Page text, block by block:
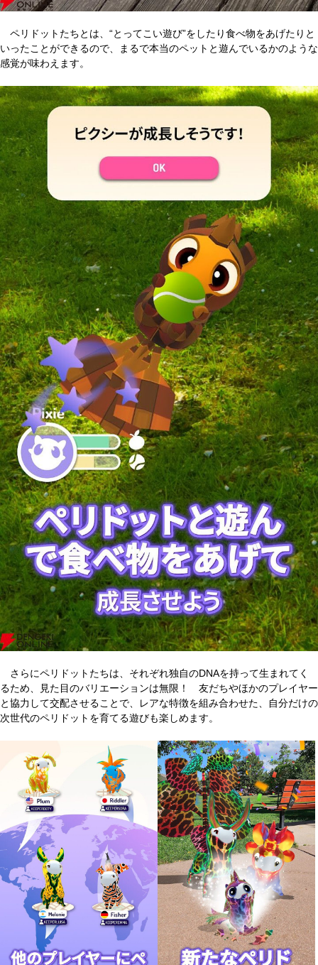
ペリドットたちとは、“とってこい遊び”をしたり食べ物をあげたりと
いったことができるので、まるで本当のペットと遊んでいるかのような
感覚が味わえます。
さらにペリドットたちは、それぞれ独自のDNAを持って生まれてく
るため、見た目のバリエーションは無限！ 友だちやほかのプレイヤー
と協力して交配させることで、レアな特徴を組み合わせた、自分だけの
次世代のペリドットを育てる遊びも楽しめます。